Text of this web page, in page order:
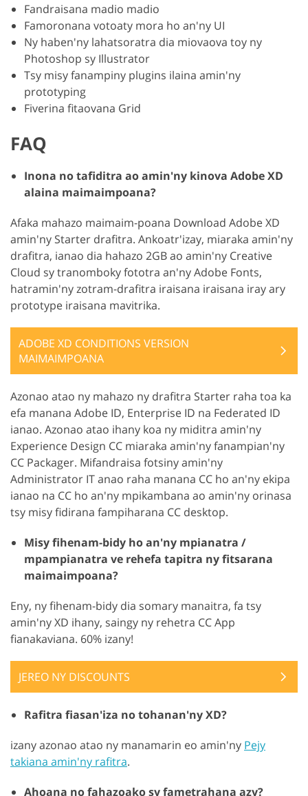
Fandraisana madio madio
Famoronana votoaty mora ho an'ny UI
Ny haben'ny lahatsoratra dia miovaova toy ny
Photoshop sy Illustrator
Tsy misy fanampiny plugins ilaina amin'ny
prototyping
Fiverina fitaovana Grid
FAQ
Inona no tafiditra ao amin'ny kinova Adobe XD
alaina maimaimpoana?
Afaka mahazo maimaim-poana Download Adobe XD
amin'ny Starter drafitra. Ankoatr'izay, miaraka amin'ny
drafitra, ianao dia hahazo 2GB ao amin'ny Creative
Cloud sy tranomboky fototra an'ny Adobe Fonts,
hatramin'ny zotram-drafitra iraisana iraisana iray ary
prototype iraisana mavitrika.
ADOBE XD CONDITIONS VERSION
MAIMAIMPOANA
Azonao atao ny mahazo ny drafitra Starter raha toa ka
efa manana Adobe ID, Enterprise ID na Federated ID
ianao. Azonao atao ihany koa ny miditra amin'ny
Experience Design CC miaraka amin'ny fanampian'ny
CC Packager. Mifandraisa fotsiny amin'ny
Administrator IT anao raha manana CC ho an'ny ekipa
ianao na CC ho an'ny mpikambana ao amin'ny orinasa
tsy misy fidirana fampiharana CC desktop.
Misy fihenam-bidy ho an'ny mpianatra /
mpampianatra ve rehefa tapitra ny fitsarana
maimaimpoana?
Eny, ny fihenam-bidy dia somary manaitra, fa tsy
amin'ny XD ihany, saingy ny rehetra CC App
fianakaviana. 60% izany!
JEREO NY DISCOUNTS
Rafitra fiasan'iza no tohanan'ny XD?
izany azonao atao ny manamarin eo amin'ny Pejy
takiana amin'ny rafitra.
Ahoana no fahazoako sy fametrahana azy?